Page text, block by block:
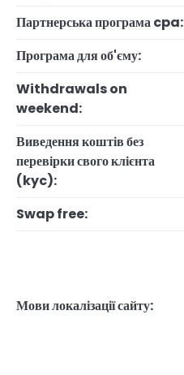
Партнерська програма cpa:
Програма для об'єму:
Withdrawals on
weekend:
Виведення коштів без
перевірки свого клієнта
(kyc):
Swap free:
Мови локалізації сайту: